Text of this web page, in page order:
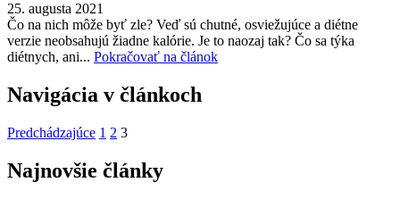
25. augusta 2021
Čo na nich môže byť zle? Veď sú chutné, osviežujúce a diétne
verzie neobsahujú žiadne kalórie. Je to naozaj tak? Čo sa týka
diétnych, ani... Pokračovať na článok
Navigácia v článkoch
Predchádzajúce 1 2 3
Najnovšie články